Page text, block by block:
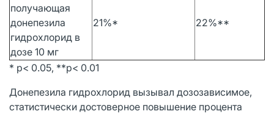
получающая
донепезила
гидрохлорид в
дозе 10 мг
21%* 22%**
* р< 0.05, **р< 0.01
Донепезила гидрохлорид вызывал дозозависимое,
статистически достоверное повышение процента